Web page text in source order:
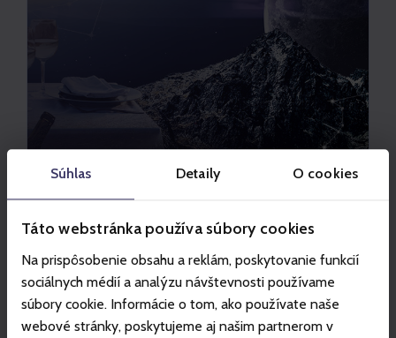
Súhlas Detaily O cookies
Táto webstránka používa súbory cookies
Na prispôsobenie obsahu a reklám, poskytovanie funkcií
sociálnych médií a analýzu návštevnosti používame
súbory cookie. Informácie o tom, ako používate naše
webové stránky, poskytujeme aj našim partnerom v
TATRANSKÁ LOMNICA - VYSOKÉ TATRY
Abendessen unter den Sternen Skalnaté
Pleso
Berühren Sie die Sterne und probieren Sie
kulinarische Spezialitäten